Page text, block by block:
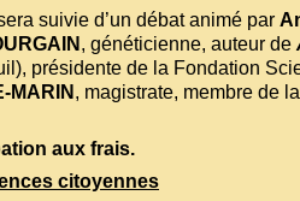
suivie d’un débat animé par
, généticienne, auteur de
présidente de la Fondation
MARIN, magistrate, membre de
aux frais.
citoyennes